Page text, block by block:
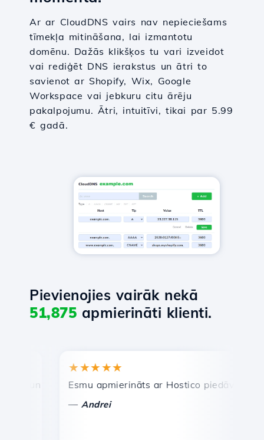
Ar ar CloudDNS vairs nav nepieciešams
tīmekļa mitināšana, lai izmantotu
domēnu. Dažās klikšķos tu vari izveidot
vai rediģēt DNS ierakstus un ātri to
savienot ar Shopify, Wix, Google
Workspace vai jebkuru citu ārēju
pakalpojumu. Ātri, intuitīvi, tikai par 5.99
€ gadā.
Pievienojies vairāk nekā
51,875 apmierināti klienti.
un efektīva tehniskā atbalsta dienests.
★★★★★
Esmu apmierināts ar Hostico piedāvātajiem
Andrei